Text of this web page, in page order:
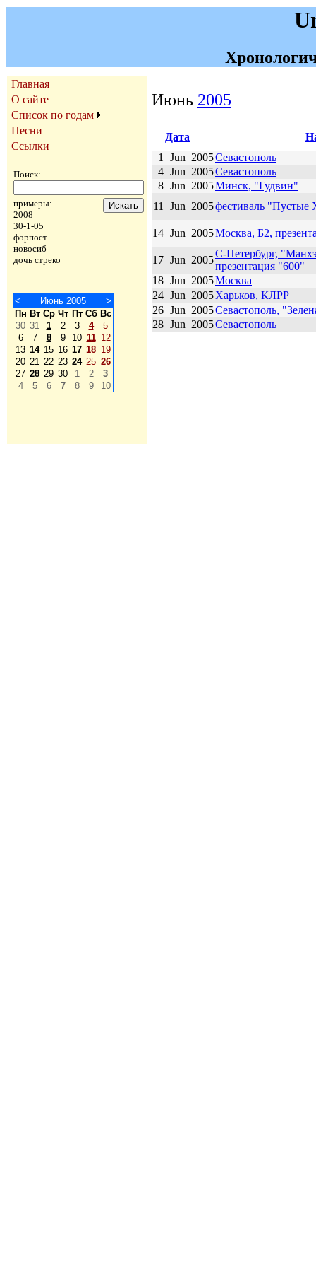
Главная
О сайте
Список по годам
Песни
Ссылки
Поиск:
примеры:
2008
30-1-05
форпост
новосиб
дочь стреко
< Июнь 2005
>
Пн Вт Ср Чт Пт Сб Вс
30 31 1 2 3 4
5
6
7 8 9 10 11 12
13 14 15 16 17 18 19
20 21 22 23 24 25 26
27 28 29 30 1 2
3
4
5 6 7 8 9 10
Июнь 2005
Дата
1
Jun 2005Севастополь
4 Jun 2005Севастополь
8 Jun 2005Минск, "Гудвин"
11
Jun 2005фестиваль "Пустые
14 Jun 2005Москва, Б2,
17 Jun 2005
С-Петербург,
презентация "600"
18 Jun 2005Москва
24 Jun 2005Харьков, КЛРР
26 Jun 2005Севастополь,
28 Jun 2005Севастополь